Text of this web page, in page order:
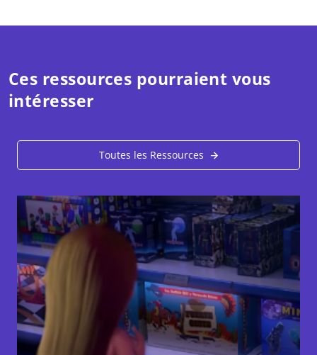
Ces ressources pourraient vous
intéresser
Toutes les Ressources